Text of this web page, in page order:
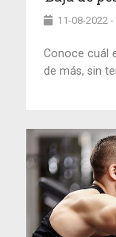
11-08-2022 -
Conoce cuál
de más, sin